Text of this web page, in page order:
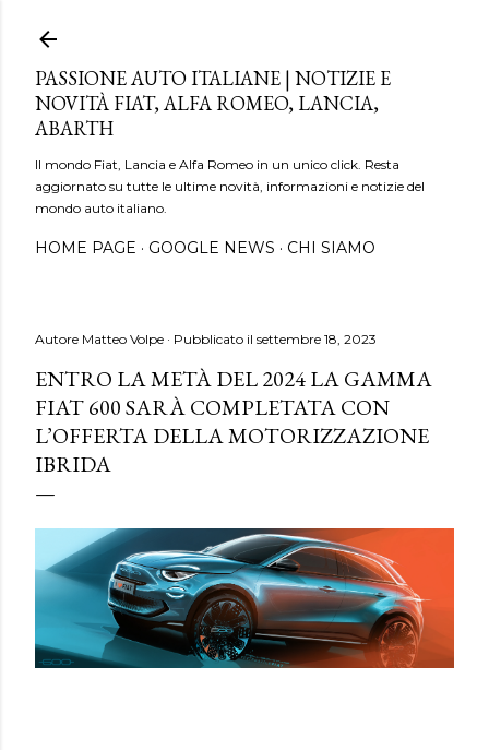
PASSIONE AUTO ITALIANE | NOTIZIE E
NOVITÀ FIAT, ALFA ROMEO, LANCIA,
ABARTH
Il mondo Fiat, Lancia e Alfa Romeo in un unico click. Resta
aggiornato su tutte le ultime novità, informazioni e notizie del
mondo auto italiano.
HOME PAGE GOOGLE NEWS CHI SIAMO
Autore Matteo Volpe Pubblicato il settembre 18, 2023
ENTRO LA METÀ DEL 2024 LA GAMMA
FIAT 600 SARÀ COMPLETATA CON
L’OFFERTA DELLA MOTORIZZAZIONE
IBRIDA